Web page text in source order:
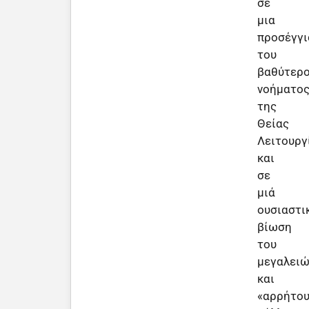
σε
μια
του
νοήματος
της
Θείας
και
σε
μιά
βίωση
του
και
«αρρήτου